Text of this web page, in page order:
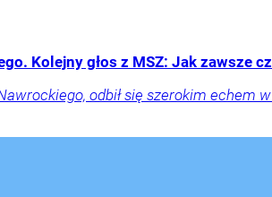
Kolejny głos z MSZ: Jak zawsze
odbił się szerokim echem